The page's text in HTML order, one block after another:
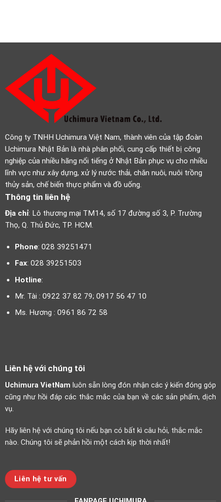
Công ty TNHH Uchimura Việt Nam, thành viên của tập đoàn
Uchimura Nhật Bản là nhà phân phối, cung cấp thiết bị công
nghiệp của nhiều hãng nổi tiếng ở Nhật Bản phục vụ cho nhiều
lĩnh vực như xây dựng, xử lý nước thải, chăn nuôi, nuôi trồng
thủy sản, chế biến thực phẩm và đồ uống.
Thông tin liên hệ
Địa chỉ: Lô thương mại TM14, số 17 đường số 3, P. Trường
Thọ, Q. Thủ Đức, TP. HCM.
Phone: 028 39251471
Fax: 028 39251503
Hotline:
Mr. Tài : 0922 37 82 79; 0917 56 47 10
Ms. Hương : 0961 86 72 58
Liên hệ với chúng tôi
Uchimura VietNam luôn sẵn lòng đón nhận các ý kiến đóng góp
cũng như hồi đáp các thắc mắc của bạn về các sản phẩm, dịch
vụ.
Hãy liên hệ với chúng tôi nếu bạn có bất kì câu hỏi, thắc mắc
nào. Chúng tôi sẽ phản hồi một cách kịp thời nhất!
Liên hệ tư vấn